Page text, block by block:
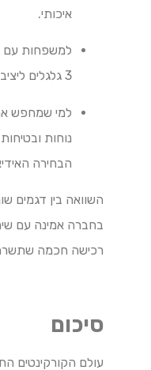
איכותי.
למשפחות עם
3 גלגלים ליציבות.
למי שמחפש
הבחירה
השוואה בין דגמים
בחברה אמינה עם
רכישה חכמה
סיכום
עולם הקורקינטים